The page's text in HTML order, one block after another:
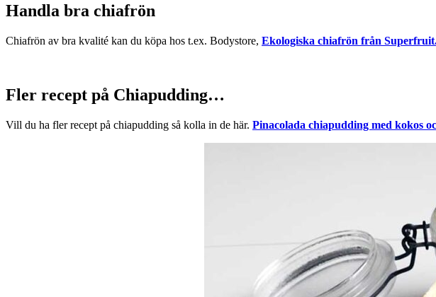
Handla bra chiafrön
Chiafrön av bra kvalité kan du köpa hos t.ex. Bodystore, Ekologiska chiafrön från
Fler recept på Chiapudding…
Vill du ha fler recept på chiapudding så kolla in de här. Pinacolada chiapudding med kokos